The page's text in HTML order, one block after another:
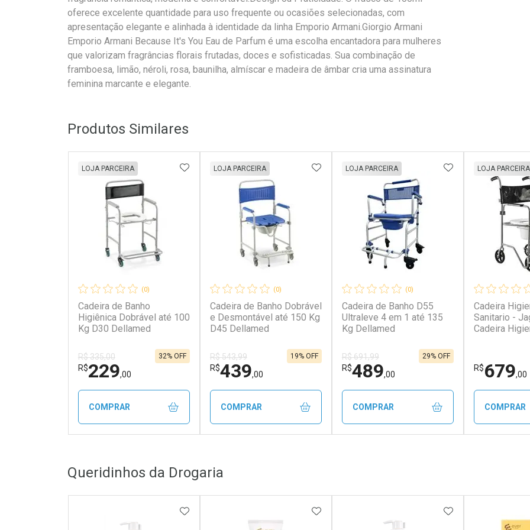
oferece excelente quantidade para uso frequente ou ocasiões selecionadas, com
apresentação elegante e alinhada à identidade da linha Emporio Armani.Giorgio Armani
Emporio Armani Because It's You Eau de Parfum é uma escolha encantadora para mulheres
que valorizam fragrâncias florais frutadas, doces e sofisticadas. Sua combinação de
framboesa, limão, néroli, rosa, baunilha, almíscar e madeira de âmbar cria uma assinatura
feminina marcante e elegante.
Produtos Similares
(0)
Cadeira de Banho
Higiênica Dobrável até 100
Kg D30 Dellamed
LOJA PARCEIRA
R$ 335,00
R$229,00
32% OFF
ADICIONAR AOS FAVORITOS
COMPRAR
Laboratório
Por Menos
(0)
Cadeira de Banho Dobrável
e Desmontável até 150 Kg
D45 Dellamed
LOJA PARCEIRA
R$ 543,99
R$439,00
19% OFF
ADICIONAR AOS FAVORITOS
COMPRAR
Laboratório
Por Menos
(0)
Cadeira de Banho D55
Ultraleve 4 em 1 até 135
Kg Dellamed
LOJA PARCEIRA
R$ 691,99
R$489,00
29% OFF
ADICIONAR AOS
COMPRAR
Cadeira
Sanitario -
Cadeira
LOJA PARCEIRA
R$679,00
COMPRAR
Queridinhos da Drogaria
ADICIONAR AOS FAVORITOSADICIONAR AOS FAVORITOSADICIONAR AOS